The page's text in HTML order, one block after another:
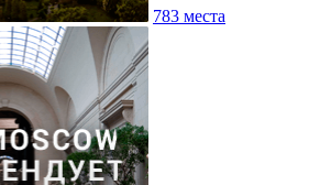
783 места